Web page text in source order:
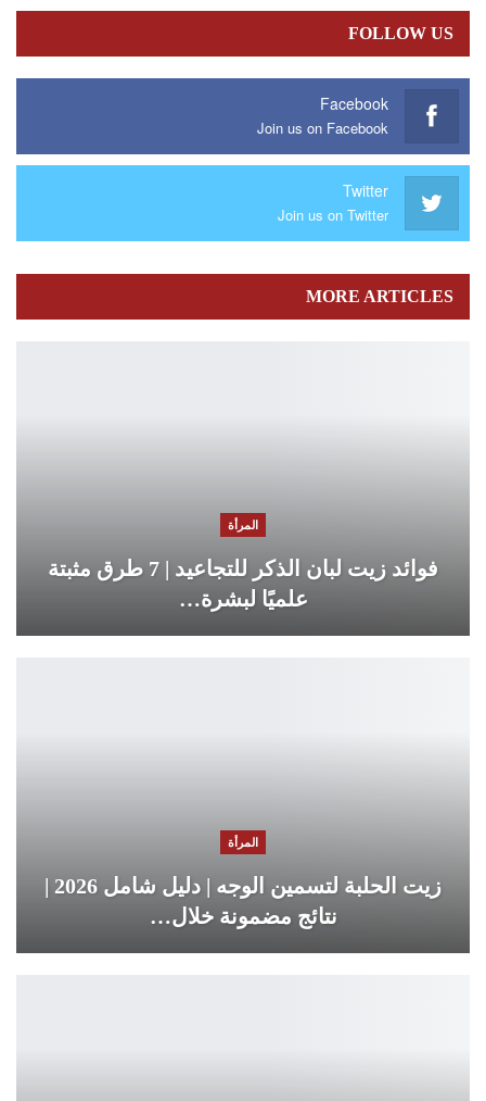
FOLLOW US
Facebook
Join us on Facebook
Twitter
Join us on Twitter
MORE ARTICLES
المرأة
فوائد زيت لبان الذكر للتجاعيد | 7 طرق مثبتة
علميًا لبشرة…
المرأة
زيت الحلبة لتسمين الوجه | دليل شامل 2026 |
نتائج مضمونة خلال…